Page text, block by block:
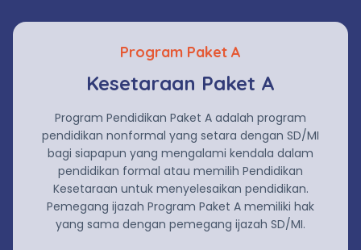
Program Paket A
Kesetaraan Paket A
Program Pendidikan Paket A adalah program
pendidikan nonformal yang setara dengan SD/MI
bagi siapapun yang mengalami kendala dalam
pendidikan formal atau memilih Pendidikan
Kesetaraan untuk menyelesaikan pendidikan.
Pemegang ijazah Program Paket A memiliki hak
yang sama dengan pemegang ijazah SD/MI.